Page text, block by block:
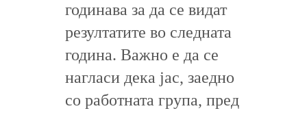
годинава за да се видат
резултатите во следната
година. Важно е да се
нагласи дека јас, заедно
со работната група, пред